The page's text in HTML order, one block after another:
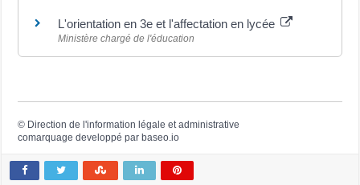
L'orientation en 3e et l'affectation en lycée
Ministère chargé de l'éducation
© Direction de l'information légale et administrative
comarquage developpé parbaseo.io